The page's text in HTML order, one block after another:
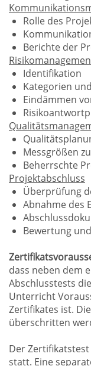
Rolle des
Berichte der
Identifikation
Kategorien
Eindämmen
Messgrößen
Beherrschte
Projektabschluss
Überprüfung
Abnahme des
Bewertung
dass neben dem
Abschlusstests
Unterricht
Zertifikates ist.
überschritten
Der
statt. Eine